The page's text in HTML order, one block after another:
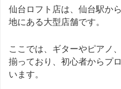
仙台ロフト店は、仙台駅か
地にある大型店舗です。
ここでは、ギターやピアノ
揃っており、初心者からプ
います。